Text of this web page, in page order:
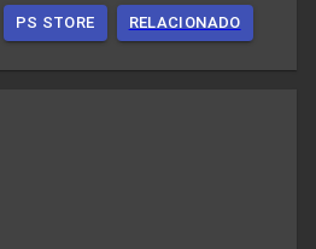
PS STORE RELACIONADO